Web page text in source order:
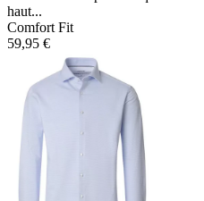
haut...
Comfort Fit
59,95 €